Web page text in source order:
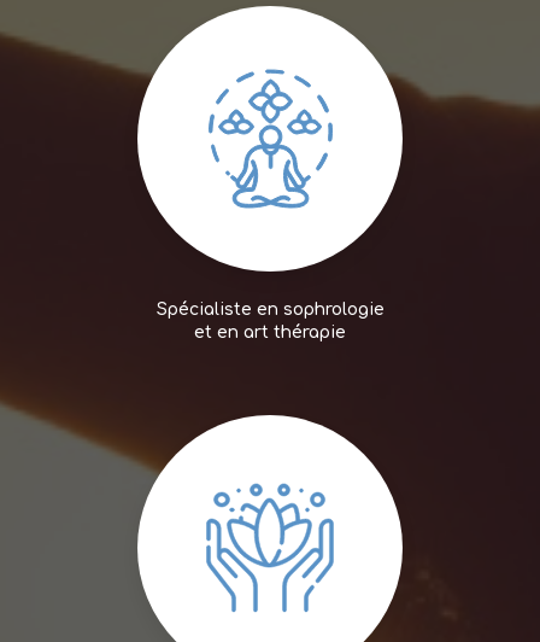
Spécialiste en sophrologie
et en art thérapie